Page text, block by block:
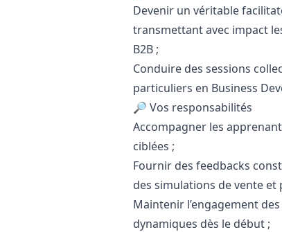
Devenir un véritable
transmettant avec impact
B2B ;
Conduire des sessions
particuliers en Business
🔎 Vos responsabilités
Accompagner les
ciblées ;
Fournir des feedbacks
des simulations de vente
Maintenir l’engagement
dynamiques dès le début ;